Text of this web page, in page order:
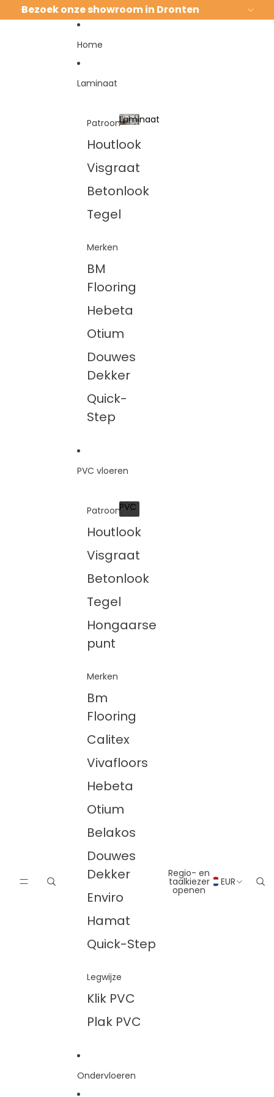
Bezoek onze showroom in Dronten
Home
Laminaat
Patroon
Houtlook
Visgraat
Betonlook
Tegel
Merken
BM
Flooring
Hebeta
Otium
Douwes
Dekker
Quick-
Step
Laminaat
Laminaat
PVC vloeren
Patroon
Houtlook
Visgraat
Betonlook
Tegel
Hongaarse
punt
Merken
Bm
Flooring
Calitex
Vivafloors
Hebeta
Otium
Belakos
Douwes
Dekker
Enviro
Hamat
Quick-Step
Legwijze
Klik PVC
Plak PVC
PVC
PVC
Ondervloeren
Regio- en
taalkiezer
openen
EUR